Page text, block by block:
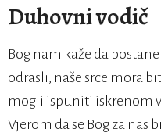
Duhovni vodič
Bog nam kaže da
odrasli, naše srce mora
mogli ispuniti iskrenom
Vjerom da se Bog za nas